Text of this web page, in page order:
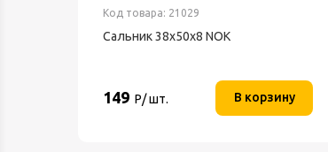
Код товара: 21029
Сальник 38х50х8 NOK
149 Р/ шт. В корзину